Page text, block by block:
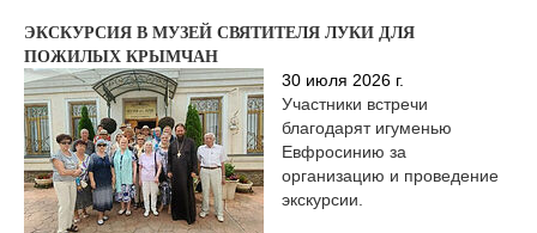
ЭКСКУРСИЯ В МУЗЕЙ СВЯТИТЕЛЯ ЛУКИ ДЛЯ
ПОЖИЛЫХ КРЫМЧАН
30 июля 2026 г.
Участники встречи
благодарят игуменью
Евфросинию за
организацию и проведение
экскурсии.